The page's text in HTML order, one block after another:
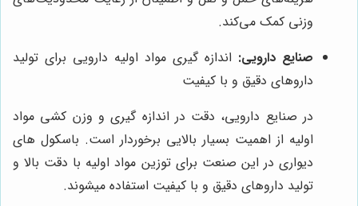
وزنی کمک می‌کند.
صنایع دارویی: اندازه گیری مواد اولیه دارویی برای تولید
داروهای دقیق و با کیفیت
در صنایع دارویی، دقت در اندازه گیری و وزن کشی مواد
اولیه از اهمیت بسیار بالایی برخوردار است. باسکول های
دیواری در این صنعت برای توزین مواد اولیه با دقت بالا و
تولید داروهای دقیق و با کیفیت استفاده میشوند.